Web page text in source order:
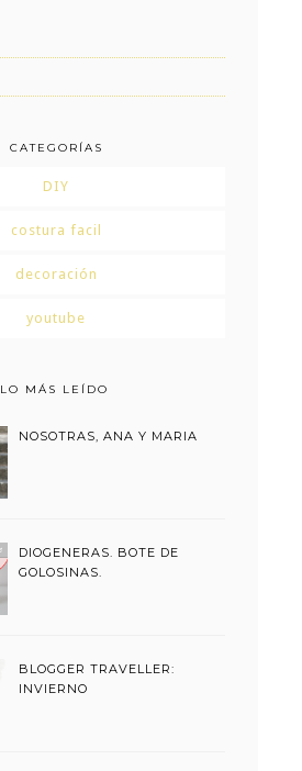
CATEGORÍAS
DIY
costura facil
decoración
youtube
LO MÁS LEÍDO
NOSOTRAS, ANA Y MARIA
DIOGENERAS. BOTE DE
GOLOSINAS.
BLOGGER TRAVELLER:
INVIERNO